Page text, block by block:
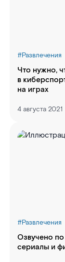
#Развлечения
Что нужно,
в
на играх
4 августа 2021
#Развлечения
Озвучено
сериалы и